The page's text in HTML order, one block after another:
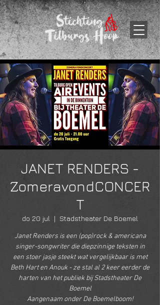
JANET RENDERS -
ZomeravondCONCER
T
do 20 jul
  |
Stadstheater De Boemel
Janet Renders is een (pop)rock & americana
singer-songwriter die diepzinnige teksten in
een stoer jasje steekt wat vergelijkbaar is met
Beth Hart en Anouk - ze stal al 2 keer eerder de
harten van het publiek bij Stadstheater De
Boemel
Aangenaam onder De Boemelboom!